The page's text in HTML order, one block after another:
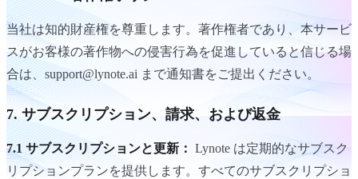
当社は知的財産権を尊重します。著作権者であり、本サービ
スがお客様の著作物への侵害行為を促進していると信じる場
合は、support@lynote.ai まで通知書をご提出ください。
7. サブスクリプション、請求、および返金
7.1 サブスクリプションと更新： Lynote は定期的なサブスク
リプションプランを提供します。すべてのサブスクリプショ